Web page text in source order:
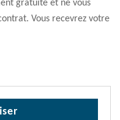
gratuite et ne vous
Vous recevrez votre